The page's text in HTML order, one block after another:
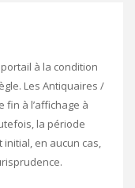
à la condition
Les Antiquaires /
fin à l’affichage à
la période
initial, en aucun cas,